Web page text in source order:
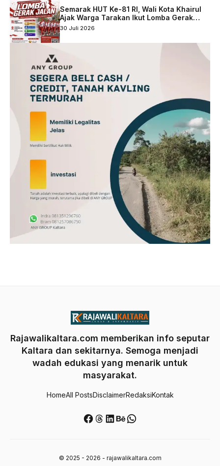
Semarak HUT Ke-81 RI, Wali Kota Khairul
Ajak Warga Tarakan Ikut Lomba Gerak
Jalan
30 Juli 2026
Rajawalikaltara.com memberikan info seputar
Kaltara dan sekitarnya. Semoga menjadi
wadah edukasi yang menarik untuk
masyarakat.
HomeAll PostsDisclaimerRedaksiKontak
Facebook
Threads
LinkedIn
Behance
WhatsApp
© 2025 - 2026 - rajawalikaltara.com